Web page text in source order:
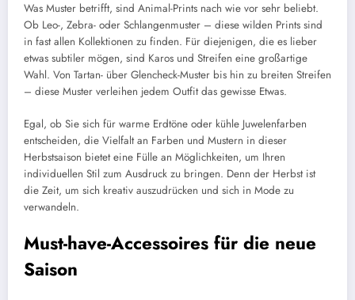
Was Muster betrifft, sind Animal-Prints nach wie vor sehr beliebt.
Ob Leo-, Zebra- oder Schlangenmuster – diese wilden Prints sind
in fast allen Kollektionen zu finden. Für diejenigen, die es lieber
etwas subtiler mögen, sind Karos und Streifen eine großartige
Wahl. Von Tartan- über Glencheck-Muster bis hin zu breiten Streifen
– diese Muster verleihen jedem Outfit das gewisse Etwas.
Egal, ob Sie sich für warme Erdtöne oder kühle Juwelenfarben
entscheiden, die Vielfalt an Farben und Mustern in dieser
Herbstsaison bietet eine Fülle an Möglichkeiten, um Ihren
individuellen Stil zum Ausdruck zu bringen. Denn der Herbst ist
die Zeit, um sich kreativ auszudrücken und sich in Mode zu
verwandeln.
Must-have-Accessoires für die neue
Saison